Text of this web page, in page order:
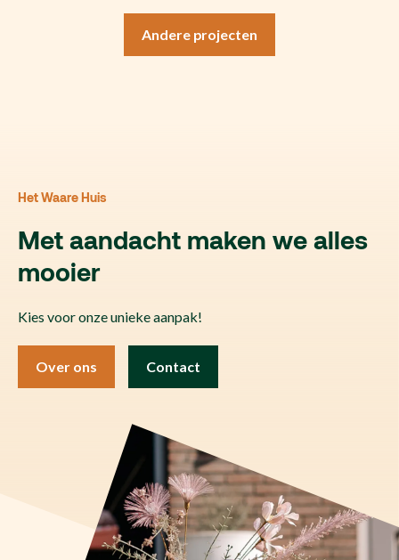
Andere projecten
Het Waare Huis
Met aandacht maken we alles
mooier
Kies voor onze unieke aanpak!
Over ons Contact